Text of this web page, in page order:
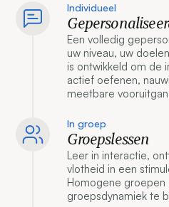
Individueel
Een volledig
uw niveau, uw
is ontwikkeld om de
actief oefenen,
meetbare
In groep
Groepslessen
Leer in interactie,
vlotheid in een
Homogene groepen
groepsdynamiek te